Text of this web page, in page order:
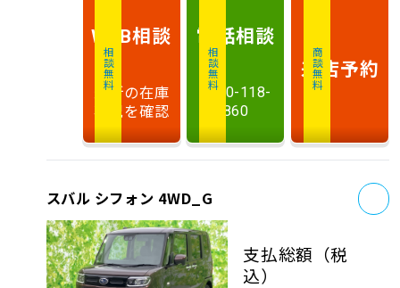
相談無料
WEB相談
最新の在庫
状況を確認
相談無料
電話相談
0120-118-
860
商談無料
来店予約
スバル シフォン 4WD_G
支払総額 （税
込）